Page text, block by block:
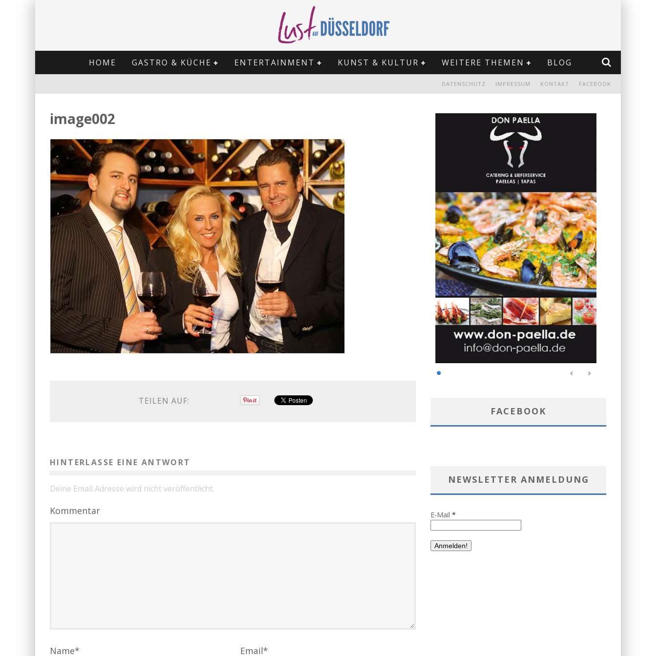
HOME GASTRO & KÜCHE ENTERTAINMENT KUNST & KULTUR WEITERE THEMEN BLOG
FACEBOOK
KONTAKT
IMPRESSUM
DATENSCHUTZ
image002
TEILEN AUF:
HINTERLASSE EINE ANTWORT
Deine Email Adresse wird nicht veröffentlicht.
Kommentar
Name* Email*
FACEBOOK
NEWSLETTER ANMELDUNG
E-Mail *